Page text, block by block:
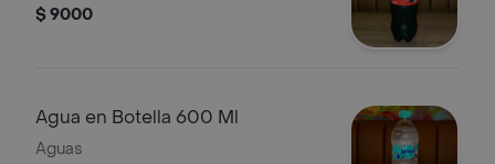
$ 9000
Agua en Botella 600 Ml
Aguas